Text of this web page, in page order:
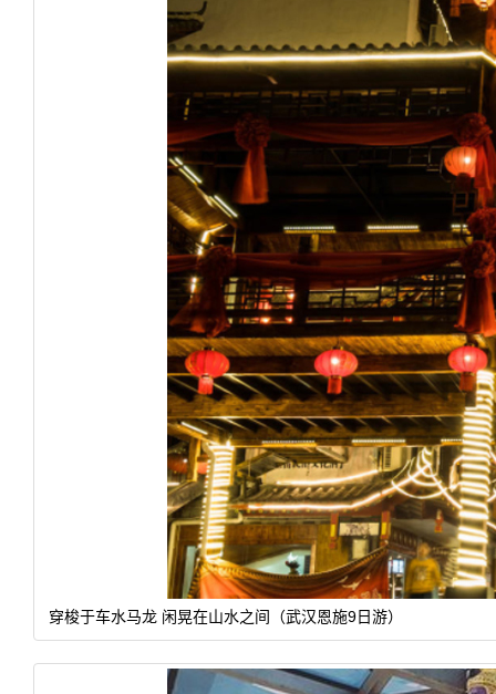
穿梭于车水马龙 闲晃在山水之间（武汉恩施9日游）